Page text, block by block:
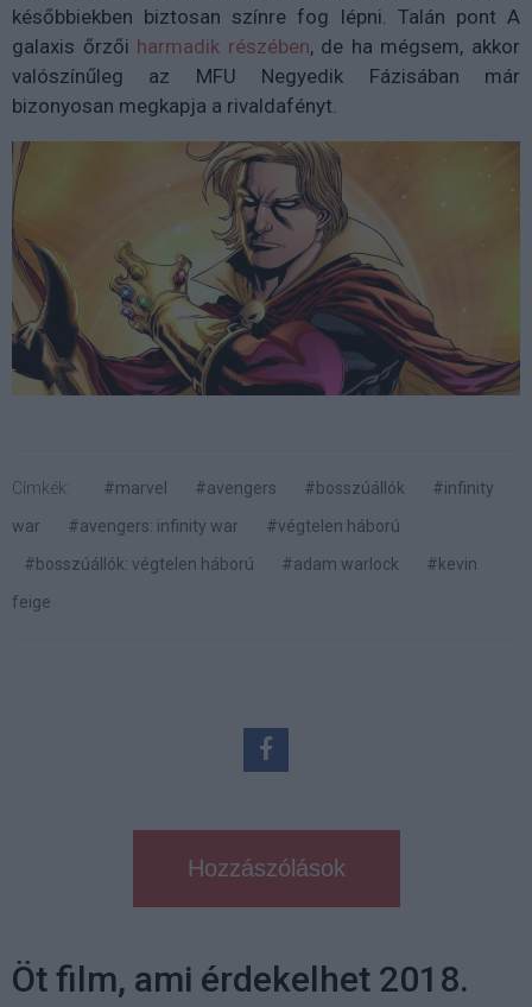
későbbiekben biztosan színre fog lépni. Talán pont A
galaxis őrzői harmadik részében, de ha mégsem, akkor
valószínűleg az MFU Negyedik Fázisában már
bizonyosan megkapja a rivaldafényt.
Címkék: #marvel #avengers #bosszúállók
#infinity
war
#avengers: infinity war
#végtelen háború
#bosszúállók: végtelen háború
#adam warlock
#kevin
feige
Hozzászólások
Öt film, ami érdekelhet 2018.